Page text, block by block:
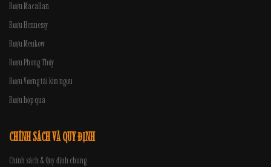
Rượu Macallan
Rượu Hennessy
Rượu Meukow
Rượu Phong Thủy
Rượu Vương tài kim ngưu
Rượu hộp quà
CHÍNH SÁCH VÀ QUY ĐỊNH
Chính sách & Quy định chung